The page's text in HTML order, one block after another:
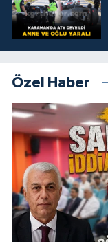
Özel Haber